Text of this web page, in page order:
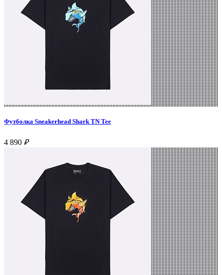
Футболка Sneakerhead Shark TN Tee
4 890 ₽